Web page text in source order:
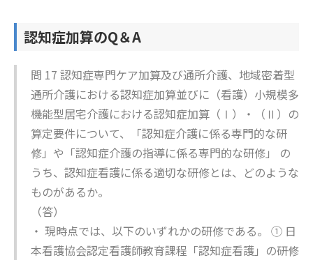
認知症加算のQ＆A
問 17 認知症専門ケア加算及び通所介護、地域密着型
通所介護における認知症加算並びに（看護）小規模多
機能型居宅介護における認知症加算（Ⅰ）・（Ⅱ）の
算定要件について、「認知症介護に係る専門的な研
修」や「認知症介護の指導に係る専門的な研修」 の
うち、認知症看護に係る適切な研修とは、どのような
ものがあるか。
（答）
・ 現時点では、以下のいずれかの研修である。 ① 日
本看護協会認定看護師教育課程「認知症看護」の研修